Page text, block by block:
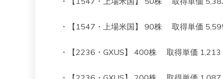
・【1547・上場米国】 90株 取得単価
・【2236・GXUS】 400株 取得単価